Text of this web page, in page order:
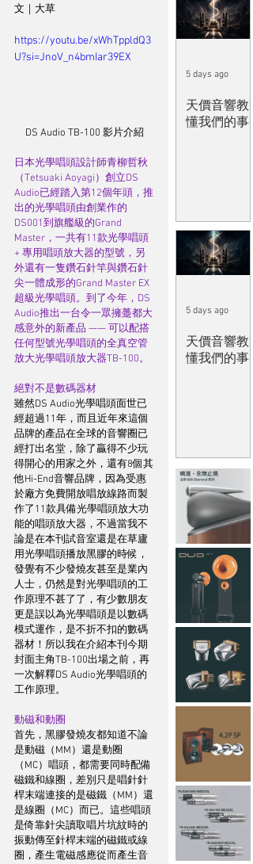
文｜大草
https://youtu.be/xWhTppldQ3
U?si=JnoV_n4bmIar39EX
DS Audio TB-100 影片介紹
日本光學唱頭設計師青柳哲秋
（Tetsuaki Aoyagi）創立DS
Audio已經踏入第12個年頭，推
出的光學唱頭由創業作的
DS001到旗艦級的Grand
Master，一共有11款光學唱頭
+ 專用唱頭放大器的型號，另
外還有一隻鑽石針竿與鑽石針
尖一體成形的Grand Master EX
超級光學唱頭。到了今年，DS
Audio推出一台令一眾擁躉都大
感意外的新產品 —— 可以配搭
任何型號光學唱頭的全真空管
放大光學唱頭放大器TB-100。
絕對不是數碼器材
雖然DS Audio光學唱頭面世已
經超過11年，而且近年來這個
品牌的產品在全球的音響圈已
經打出名堂，除了贏得不少玩
得開心的用家之外，還有8個其
他Hi-End音響品牌，因為受惠
於廠方免費開放唱放線路而製
作了11款具備光學唱頭放大功
能的唱頭放大器，不過當我不
論是在本刊試音室還是在草廬
用光學唱頭播放黑膠的時候，
發覺有不少發燒友甚至是業內
人士，仍然是對光學唱頭的工
作原理不甚了了，有少數朋友
更是誤以為光學唱頭是以數碼
模式運作，是不折不扣的數碼
器材！所以我在介紹本刊今期
封面主角TB-100出場之前，再
一次解釋DS Audio光學唱頭的
工作原理。
動磁和動圈
首先，黑膠發燒友都知道不論
是動磁（MM）還是動圈
（MC）唱頭，都需要同時配備
磁鐵和線圈，差別只是唱針針
桿末端連接的是磁鐵（MM）還
是線圈（MC）而已。這些唱頭
是倚靠針尖讀取唱片坑紋時的
振動傳至針桿末端的磁鐵或線
圈，產生電磁感應從而產生音
天價音響教
懂我們的事
5 days ago
天價音響教
懂我們的事
5 days ago